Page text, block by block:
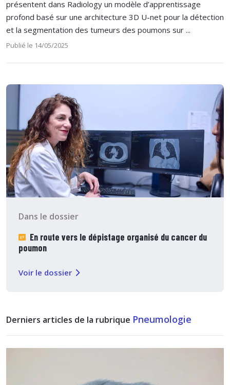
présentent dans Radiology un modèle d’apprentissage
profond basé sur une architecture 3D U-net pour la détection
et la segmentation des tumeurs des poumons sur ...
Publié le 14/05/2025
Dans le dossier
En route vers le dépistage organisé du cancer du
poumon
Voir le dossier
Derniers articles de la rubrique Pneumologie